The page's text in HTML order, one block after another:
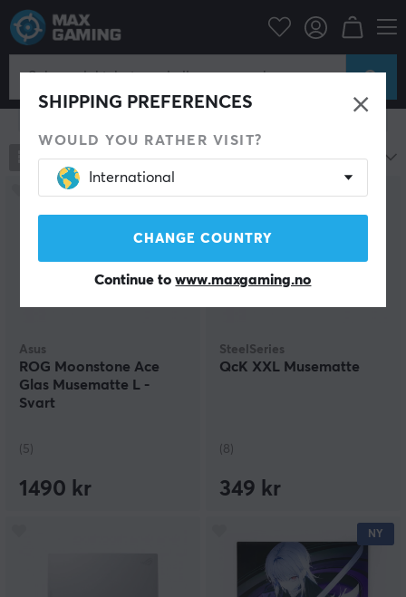
SHIPPING PREFERENCES
WOULD YOU RATHER VISIT?
International
CHANGE COUNTRY
Continue towww.maxgaming.no
Datatilbehør
Gaming Musematte
846 produkter Mest populære
Asus
ROG Moonstone Ace
Glas Musematte L -
Svart
(5)
1490 kr
SteelSeries
QcK XXL Musematte
(8)
349 kr
NY